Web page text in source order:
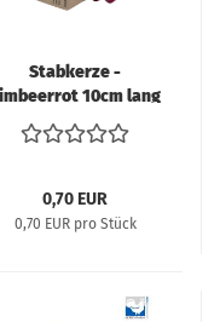
Stabkerze -
10cm lang
- 22mm Durchmesser
0,70 EUR
0,70 EUR pro Stück